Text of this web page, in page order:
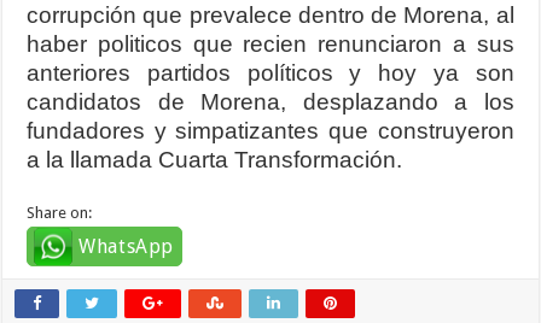
corrupción que prevalece dentro de Morena, al
haber politicos que recien renunciaron a sus
anteriores partidos políticos y hoy ya son
candidatos de Morena, desplazando a los
fundadores y simpatizantes que construyeron
a la llamada Cuarta Transformación.
Share on:
WhatsApp